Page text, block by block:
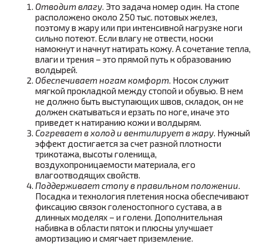
Отводит влагу. Это задача номер один. На стопе
расположено около 250 тыс. потовых желез,
поэтому в жару или при интенсивной нагрузке ноги
сильно потеют. Если влагу не отвести, носки
намокнут и начнут натирать кожу. А сочетание тепла,
влаги и трения – это прямой путь к образованию
волдырей.
Обеспечивает ногам комфорт. Носок служит
мягкой прокладкой между стопой и обувью. В нем
не должно быть выступающих швов, складок, он не
должен скатываться и ерзать по ноге, иначе это
приведет к натиранию кожи и волдырям.
Согревает в холод и вентилирует в жару. Нужный
эффект достигается за счет разной плотности
трикотажа, высоты голенища,
воздухопроницаемости материала, его
влагоотводящих свойств.
Поддерживает стопу в правильном положении.
Посадка и технология плетения носка обеспечивают
фиксацию связок голеностопного сустава, а в
длинных моделях – и голени. Дополнительная
набивка в области пяток и плюсны улучшает
амортизацию и смягчает приземление.